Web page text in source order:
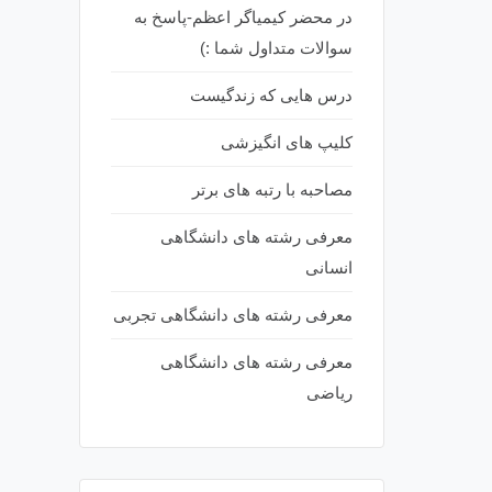
در محضر کیمیاگر اعظم-پاسخ به
سوالات متداول شما :)
درس هایی که زندگیست
کلیپ های انگیزشی
مصاحبه با رتبه های برتر
معرفی رشته های دانشگاهی
انسانی
معرفی رشته های دانشگاهی تجربی
معرفی رشته های دانشگاهی
ریاضی